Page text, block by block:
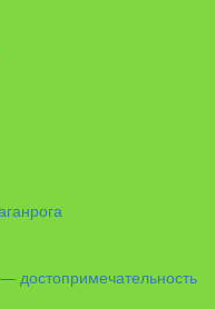
достопримечательность